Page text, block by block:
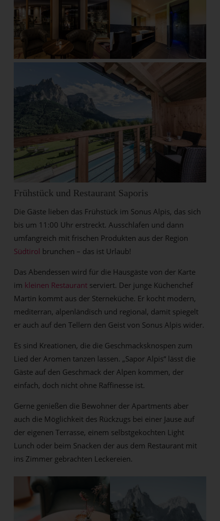
Frühstück und Restaurant Saporis
Die Gäste lieben das Frühstück im Sonus Alpis, das sich
bis um 11:00 Uhr erstreckt. Ausschlafen und dann
umfangreich mit frischen Produkten aus der Region
Südtirol brunchen – das ist Urlaub!
Das Abendessen wird für die Hausgäste von der Karte
im kleinen Restaurant serviert. Der junge Küchenchef
Martin kommt aus der Sterneküche. Er kocht modern,
mediterran, alpenländisch und regional, damit spiegelt
er auch auf den Tellern den Geist von Sonus Alpis wider.
Es sind Kreationen, die die Geschmacksknospen zum
Lied der Aromen tanzen lassen. „Sapor Alpis“ lässt die
Gäste auf den Geschmack der Alpen kommen, der
einfach, doch nicht ohne Raffinesse ist.
Gerne genießen die Bewohner der Apartments aber
auch die Möglichkeit des Rückzugs bei einer Jause auf
der eigenen Terrasse, einem selbstgekochten Light
Lunch oder beim Snacken der aus dem Restaurant mit
ins Zimmer gebrachten Leckereien.